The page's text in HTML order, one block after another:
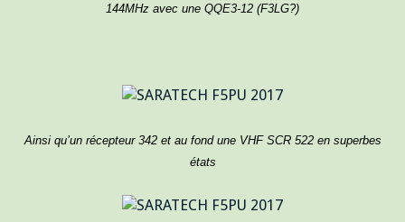
144MHz avec une QQE3-12 (F3LG?)
Ainsi qu’un récepteur 342 et au fond une VHF SCR 522 en superbes
états